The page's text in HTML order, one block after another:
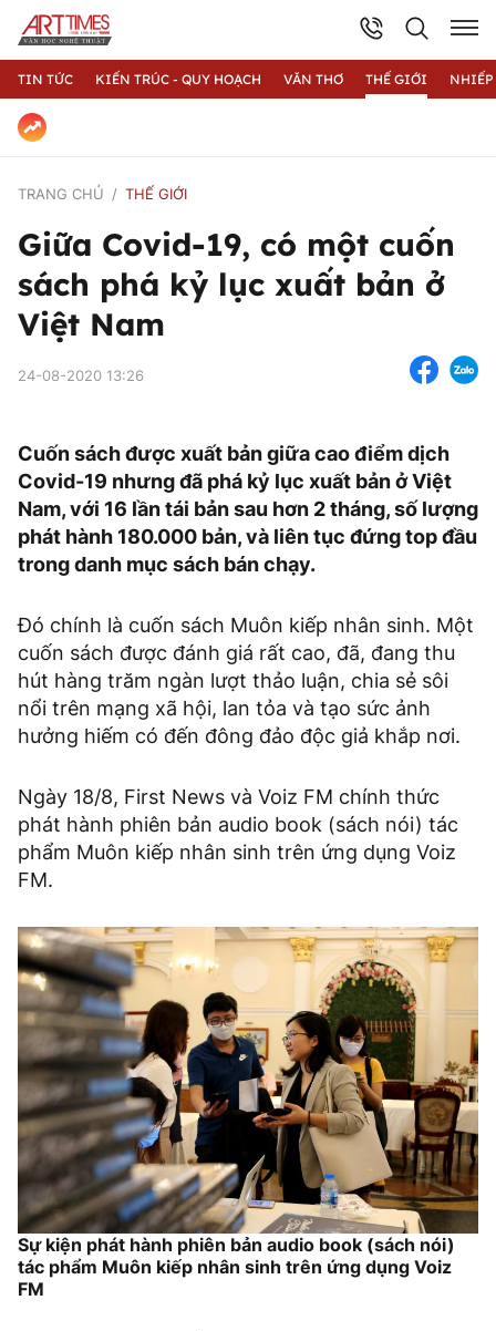
TIN TỨC KIẾN TRÚC - QUY HOẠCH VĂN THƠ THẾ GIỚI
TRANG CHỦ THẾ GIỚI
Giữa Covid-19, có một cuốn
sách phá kỷ lục xuất bản ở
Việt Nam
24-08-2020 13:26
Cuốn sách được xuất bản giữa cao điểm dịch
Covid-19 nhưng đã phá kỷ lục xuất bản ở Việt
Nam, với 16 lần tái bản sau hơn 2 tháng, số lượng
phát hành 180.000 bản, và liên tục đứng top đầu
trong danh mục sách bán chạy.
Đó chính là cuốn sách Muôn kiếp nhân sinh. Một
cuốn sách được đánh giá rất cao, đã, đang thu
hút hàng trăm ngàn lượt thảo luận, chia sẻ sôi
nổi trên mạng xã hội, lan tỏa và tạo sức ảnh
hưởng hiếm có đến đông đảo độc giả khắp nơi.
Ngày 18/8, First News và Voiz FM chính thức
phát hành phiên bản audio book (sách nói) tác
phẩm Muôn kiếp nhân sinh trên ứng dụng Voiz
FM.
Sự kiện phát hành phiên bản audio book (sách nói)
tác phẩm Muôn kiếp nhân sinh trên ứng dụng Voiz
FM